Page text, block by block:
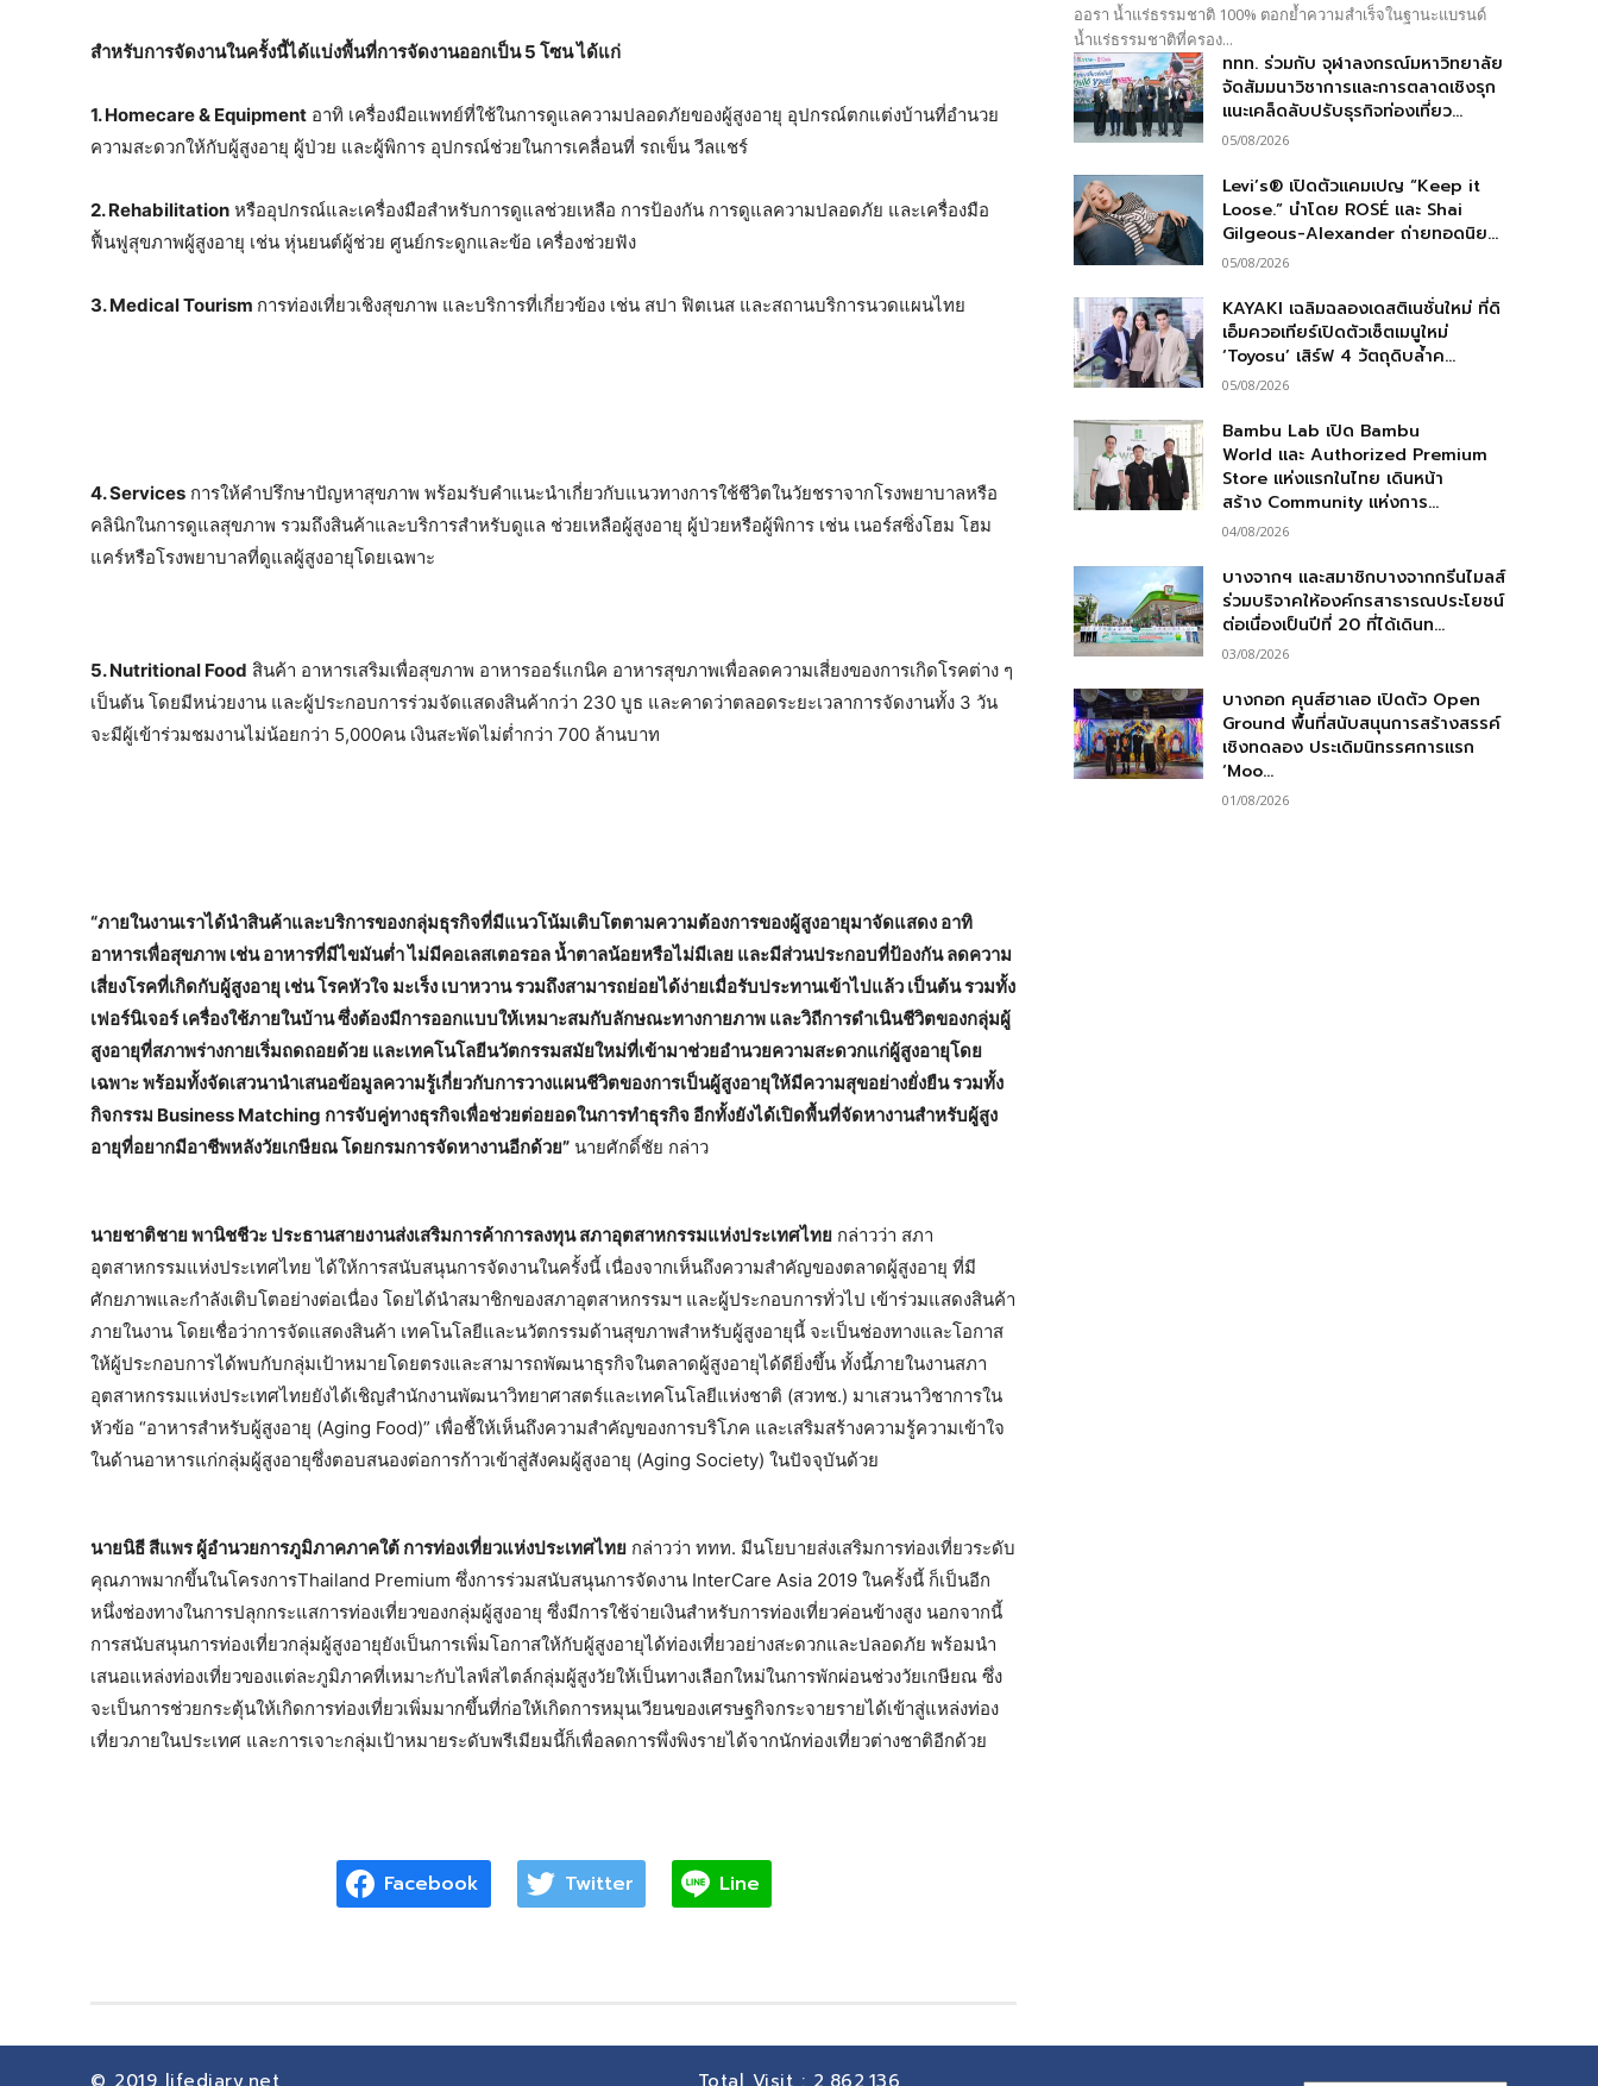
สำหรับการจัดงานในครั้งนี้ได้แบ่งพื้นที่การจัดงานออกเป็น 5 โซน ได้แก่
1. Homecare & Equipment อาทิ เครื่องมือแพทย์ที่ใช้ในการดูแลความปลอดภัยของผู้สูงอายุ อุปกรณ์ตกแต่งบ้านที่อำนวย
ความสะดวกให้กับผู้สูงอายุ ผู้ป่วย และผู้พิการ อุปกรณ์ช่วยในการเคลื่อนที่ รถเข็น วีลแชร์
2. Rehabilitation หรืออุปกรณ์และเครื่องมือสำหรับการดูแลช่วยเหลือ การป้องกัน การดูแลความปลอดภัย และเครื่องมือ
ฟื้นฟูสุขภาพผู้สูงอายุ เช่น หุ่นยนต์ผู้ช่วย ศูนย์กระดูกและข้อ เครื่องช่วยฟัง
3. Medical Tourism การท่องเที่ยวเชิงสุขภาพ และบริการที่เกี่ยวข้อง เช่น สปา ฟิตเนส และสถานบริการนวดแผนไทย
4. Services การให้คำปรึกษาปัญหาสุขภาพ พร้อมรับคำแนะนำเกี่ยวกับแนวทางการใช้ชีวิตในวัยชราจากโรงพยาบาลหรือ
คลินิกในการดูแลสุขภาพ รวมถึงสินค้าและบริการสำหรับดูแล ช่วยเหลือผู้สูงอายุ ผู้ป่วยหรือผู้พิการ เช่น เนอร์สซิ่งโฮม โฮม
แคร์หรือโรงพยาบาลที่ดูแลผู้สูงอายุโดยเฉพาะ
5. Nutritional Food สินค้า อาหารเสริมเพื่อสุขภาพ อาหารออร์แกนิค อาหารสุขภาพเพื่อลดความเสี่ยงของการเกิดโรคต่าง ๆ
เป็นต้น โดยมีหน่วยงาน และผู้ประกอบการร่วมจัดแสดงสินค้ากว่า 230 บูธ และคาดว่าตลอดระยะเวลาการจัดงานทั้ง 3 วัน
จะมีผู้เข้าร่วมชมงานไม่น้อยกว่า 5,000คน เงินสะพัดไม่ต่ำกว่า 700 ล้านบาท
“ภายในงานเราได้นำสินค้าและบริการของกลุ่มธุรกิจที่มีแนวโน้มเติบโตตามความต้องการของผู้สูงอายุมาจัดแสดง อาทิ
อาหารเพื่อสุขภาพ เช่น อาหารที่มีไขมันต่ำ ไม่มีคอเลสเตอรอล น้ำตาลน้อยหรือไม่มีเลย และมีส่วนประกอบที่ป้องกัน ลดความ
เสี่ยงโรคที่เกิดกับผู้สูงอายุ เช่น โรคหัวใจ มะเร็ง เบาหวาน รวมถึงสามารถย่อยได้ง่ายเมื่อรับประทานเข้าไปแล้ว เป็นต้น รวมทั้ง
เฟอร์นิเจอร์ เครื่องใช้ภายในบ้าน ซึ่งต้องมีการออกแบบให้เหมาะสมกับลักษณะทางกายภาพ และวิถีการดำเนินชีวิตของกลุ่มผู้
สูงอายุที่สภาพร่างกายเริ่มถดถอยด้วย และเทคโนโลยีนวัตกรรมสมัยใหม่ที่เข้ามาช่วยอำนวยความสะดวกแก่ผู้สูงอายุโดย
เฉพาะ พร้อมทั้งจัดเสวนานำเสนอข้อมูลความรู้เกี่ยวกับการวางแผนชีวิตของการเป็นผู้สูงอายุให้มีความสุขอย่างยั่งยืน รวมทั้ง
กิจกรรม Business Matching การจับคู่ทางธุรกิจเพื่อช่วยต่อยอดในการทำธุรกิจ อีกทั้งยังได้เปิดพื้นที่จัดหางานสำหรับผู้สูง
อายุที่อยากมีอาชีพหลังวัยเกษียณ โดยกรมการจัดหางานอีกด้วย” นายศักดิ์ชัย กล่าว
นายชาติชาย พานิชชีวะ ประธานสายงานส่งเสริมการค้าการลงทุน สภาอุตสาหกรรมแห่งประเทศไทย กล่าวว่า สภา
อุตสาหกรรมแห่งประเทศไทย ได้ให้การสนับสนุนการจัดงานในครั้งนี้ เนื่องจากเห็นถึงความสำคัญของตลาดผู้สูงอายุ ที่มี
ศักยภาพและกำลังเติบโตอย่างต่อเนื่อง โดยได้นำสมาชิกของสภาอุตสาหกรรมฯ และผู้ประกอบการทั่วไป เข้าร่วมแสดงสินค้า
ภายในงาน โดยเชื่อว่าการจัดแสดงสินค้า เทคโนโลยีและนวัตกรรมด้านสุขภาพสำหรับผู้สูงอายุนี้ จะเป็นช่องทางและโอกาส
ให้ผู้ประกอบการได้พบกับกลุ่มเป้าหมายโดยตรงและสามารถพัฒนาธุรกิจในตลาดผู้สูงอายุได้ดียิ่งขึ้น ทั้งนี้ภายในงานสภา
อุตสาหกรรมแห่งประเทศไทยยังได้เชิญสำนักงานพัฒนาวิทยาศาสตร์และเทคโนโลยีแห่งชาติ (สวทช.) มาเสวนาวิชาการใน
หัวข้อ “อาหารสำหรับผู้สูงอายุ (Aging Food)” เพื่อชี้ให้เห็นถึงความสำคัญของการบริโภค และเสริมสร้างความรู้ความเข้าใจ
ในด้านอาหารแก่กลุ่มผู้สูงอายุซึ่งตอบสนองต่อการก้าวเข้าสู่สังคมผู้สูงอายุ (Aging Society) ในปัจจุบันด้วย
นายนิธี สีแพร ผู้อำนวยการภูมิภาคภาคใต้ การท่องเที่ยวแห่งประเทศไทย กล่าวว่า ททท. มีนโยบายส่งเสริมการท่องเที่ยวระดับ
คุณภาพมากขึ้นในโครงการThailand Premium ซึ่งการร่วมสนับสนุนการจัดงาน InterCare Asia 2019 ในครั้งนี้ ก็เป็นอีก
หนึ่งช่องทางในการปลุกกระแสการท่องเที่ยวของกลุ่มผู้สูงอายุ ซึ่งมีการใช้จ่ายเงินสำหรับการท่องเที่ยวค่อนข้างสูง นอกจากนี้
การสนับสนุนการท่องเที่ยวกลุ่มผู้สูงอายุยังเป็นการเพิ่มโอกาสให้กับผู้สูงอายุได้ท่องเที่ยวอย่างสะดวกและปลอดภัย พร้อมนำ
เสนอแหล่งท่องเที่ยวของแต่ละภูมิภาคที่เหมาะกับไลฟ์สไตล์กลุ่มผู้สูงวัยให้เป็นทางเลือกใหม่ในการพักผ่อนช่วงวัยเกษียณ ซึ่ง
จะเป็นการช่วยกระตุ้นให้เกิดการท่องเที่ยวเพิ่มมากขึ้นที่ก่อให้เกิดการหมุนเวียนของเศรษฐกิจกระจายรายได้เข้าสู่แหล่งท่อง
เที่ยวภายในประเทศ และการเจาะกลุ่มเป้าหมายระดับพรีเมียมนี้ก็เพื่อลดการพึ่งพิงรายได้จากนักท่องเที่ยวต่างชาติอีกด้วย
Facebook Twitter Line
ออรา น้ำแร่ธรรมชาติ 100% ตอกย้ำความสำเร็จในฐานะแบรนด์
น้ำแร่ธรรมชาติที่ครอง...
ททท. ร่วมกับ จุฬาลงกรณ์มหาวิทยาลัย
จัดสัมมนาวิชาการและการตลาดเชิงรุก
แนะเคล็ดลับปรับธุรกิจท่องเที่ยว...
05/08/2026
Levi’s® เปิดตัวแคมเปญ “Keep it
Loose.” นำโดย ROSÉ และ Shai
Gilgeous-Alexander ถ่ายทอดนิย...
05/08/2026
KAYAKI เฉลิมฉลองเดสติเนชั่นใหม่ ที่ดิ
เอ็มควอเทียร์เปิดตัวเซ็ตเมนูใหม่
‘Toyosu’ เสิร์ฟ 4 วัตถุดิบล้ำค...
05/08/2026
Bambu Lab เปิด Bambu
World และ Authorized Premium
Store แห่งแรกในไทย เดินหน้า
สร้าง Community แห่งการ...
04/08/2026
บางจากฯ และสมาชิกบางจากกรีนไมลส์
ร่วมบริจาคให้องค์กรสาธารณประโยชน์
ต่อเนื่องเป็นปีที่ 20 ที่ได้เดินท...
03/08/2026
บางกอก คุนส์ฮาเลอ เปิดตัว Open
Ground พื้นที่สนับสนุนการสร้างสรรค์
เชิงทดลอง ประเดิมนิทรรศการแรก
‘Moo...
01/08/2026